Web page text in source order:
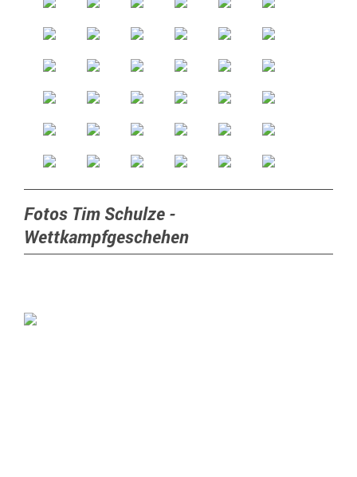
Fotos Tim Schulze -
Wettkampfgeschehen